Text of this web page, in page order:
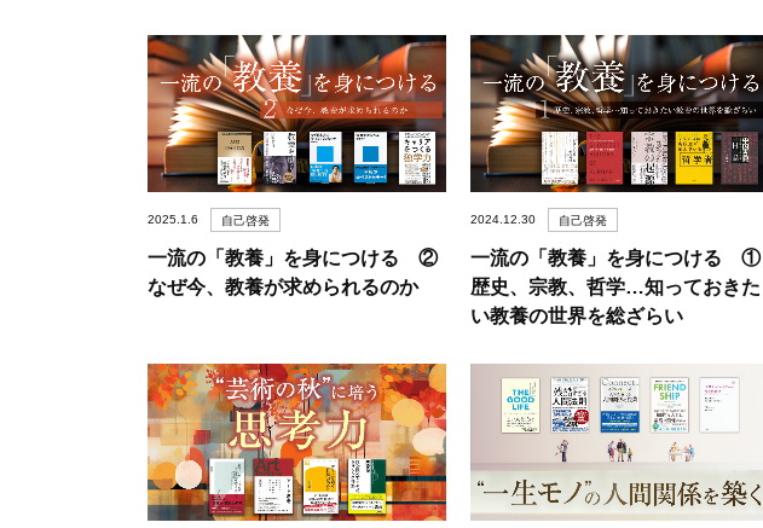
2025.1.6 自己啓発
一流の「教養」を身につける ②
なぜ今、教養が求められるのか
2024.12.30 自己啓発
一流の「教養」を身につける ①
歴史、宗教、哲学…知っておきた
い教養の世界を総ざらい